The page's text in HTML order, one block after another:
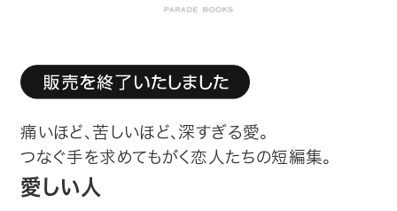
社会・思想・哲学
写真集
電子書籍
痛いほど、苦しいほど、深すぎる愛。
つなぐ手を求めてもがく恋人たちの短編集。
愛しい人